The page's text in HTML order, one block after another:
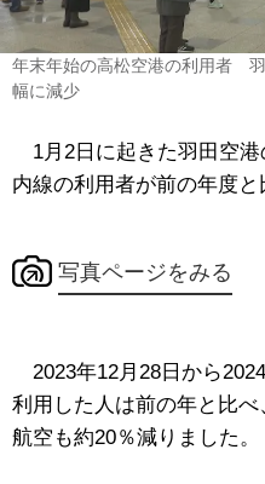
年末年始の高松空港の利用者
幅に減少
1月2日に起きた羽田空港
内線の利用者が前の年度と
写真ページをみる
2023年12月28日から
利用した人は前の年と比
航空も約20％減りました。